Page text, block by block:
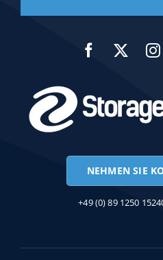
NEHMEN SIE
+49 (0) 89 1250